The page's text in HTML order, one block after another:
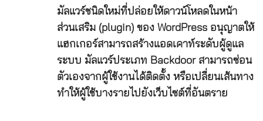
มัลแวร์ชนิดใหม่ที่ปล่อยให้ดาวน์โหลดในหน้า
ส่วนเสริม (plugin) ของ WordPress อนุญาตให้
แฮกเกอร์สามารถสร้างแอดเคาท์ระดับผู้ดูแล
ระบบ มัลแวร์ประเภท Backdoor สามารถซ่อน
ตัวเองจากผู้ใช้งานได้ติดตั้ง หรือเปลี่ยนเส้นทาง
ทำให้ผู้ใช้บางรายไปยังเว็บไซต์ที่อันตราย